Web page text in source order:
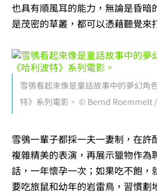
也具有順風耳的能力，無論是昏暗
是茂密的草叢，都可以憑藉聽覺來
雪鴞看起來像是童話故事中的夢幻角
特》系列電影。 © Bernd Roemmelt
雪鴞一輩子都採一夫一妻制，在許
複雜精美的表演，再展示獵物作為
話，一年懷孕一次；如果吃不飽，
要吃旅鼠和幼年的岩雷鳥，習慣劃